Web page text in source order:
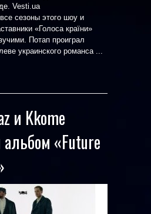
Vesti.ua
сезоны этого шоу и
«Голоса країни»
Потап проиграл
украинского романса ...
и Kkome
«Future